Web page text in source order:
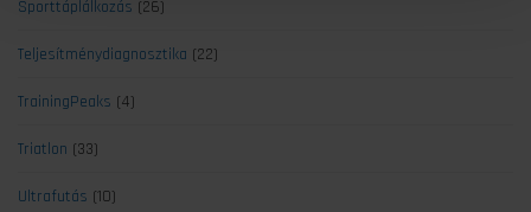
Sporttáplálkozás (26)
Teljesítménydiagnosztika (22)
TrainingPeaks (4)
Triatlon (33)
Ultrafutás (10)